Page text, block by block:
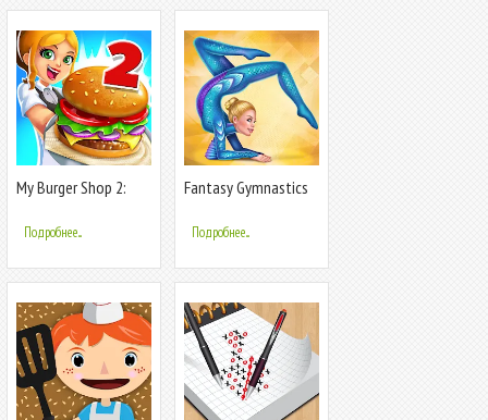
My Burger Shop 2:
Подробнее...
Fantasy Gymnastics
Подробнее...